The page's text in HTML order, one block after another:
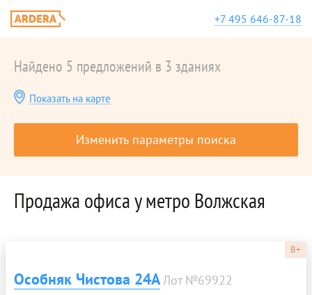
+7 495 646-87-18
Найдено 5 предложений в 3 зданиях
Показать на карте
Изменить параметры поиска
Продажа офиса у метро Волжская
B+
Особняк Чистова 24АЛот №69922